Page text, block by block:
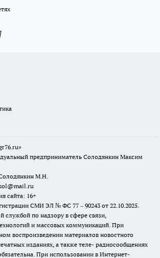
предприниматель Солодянкин Максим
М.Н.
сайта: 16+
СМИ ЭЛ № ФС 77 – 90243 от 22.10.2025.
службой по надзору в сфере связи,
и массовых коммуникаций. При
воспроизведении материалов новостного
изданиях, а также теле- радиосообщениях
При использовании в Интернет-